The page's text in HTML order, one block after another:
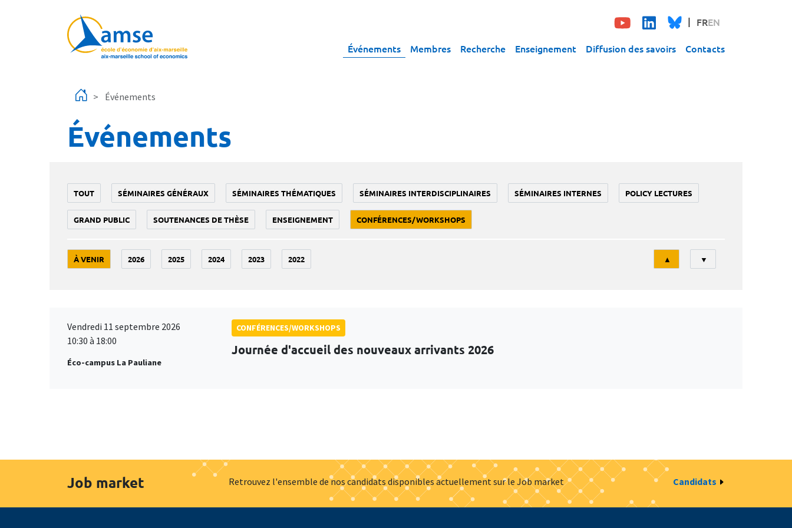
FREN
Événements Membres Recherche Enseignement Diffusion des savoirs Contacts
Événements
Événements
TOUT SÉMINAIRES GÉNÉRAUX SÉMINAIRES THÉMATIQUES SÉMINAIRES INTERDISCIPLINAIRES SÉMINAIRES INTERNES POLICY LECTURES
GRAND PUBLIC SOUTENANCES DE THÈSE ENSEIGNEMENT CONFÉRENCES/WORKSHOPS
À VENIR 2026 2025 2024 2023 2022
Tri
▲ ▼
Vendredi 11 septembre 2026
10:30 à 18:00
Éco-campus La Pauliane
CONFÉRENCES/WORKSHOPS
Journée d'accueil des nouveaux arrivants 2026
Job market Retrouvez l'ensemble de nos candidats disponibles actuellement sur le Job market Candidats